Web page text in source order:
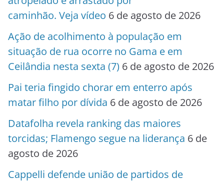
caminhão. Veja vídeo 6 de agosto de 2026
Ação de acolhimento à população em
situação de rua ocorre no Gama e em
Ceilândia nesta sexta (7) 6 de agosto de 2026
Pai teria fingido chorar em enterro após
matar filho por dívida 6 de agosto de 2026
Datafolha revela ranking das maiores
torcidas; Flamengo segue na liderança 6 de
agosto de 2026
Cappelli defende união de partidos de